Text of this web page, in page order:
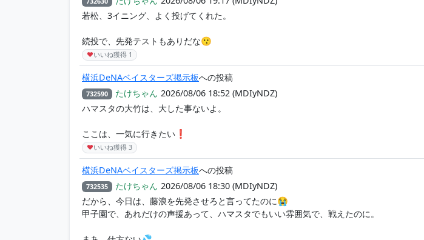
若松、3イニング、よく投げてくれた。
続投で、先発テストもありだな😗
♥いいね獲得 1
横浜DeNAベイスターズ掲示板への投稿
732590 たけちゃん 2026/08/06 18:52 (MDIyNDZ)
ハマスタの大竹は、大した事ないよ。
ここは、一気に行きたい❗
♥いいね獲得3
横浜DeNAベイスターズ掲示板への投稿
732535 たけちゃん 2026/08/06 18:30 (MDIyNDZ)
だから、今日は、藤浪を先発させろと言ってたのに😭
甲子園で、あれだけの声援あって、ハマスタでもいい雰囲気で、戦えたのに。